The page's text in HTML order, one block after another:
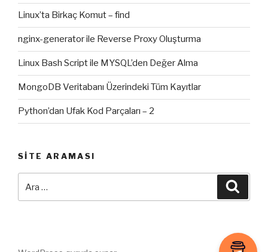
Linux’ta Birkaç Komut – find
nginx-generator ile Reverse Proxy Oluşturma
Linux Bash Script ile MYSQL’den Değer Alma
MongoDB Veritabanı Üzerindeki Tüm Kayıtlar
Python’dan Ufak Kod Parçaları – 2
SITE ARAMASI